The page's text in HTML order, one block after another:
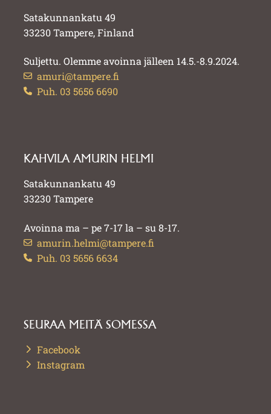
Satakunnankatu 49
33230 Tampere, Finland
Suljettu. Olemme avoinna jälleen 14.5.-8.9.2024.
amuri@tampere.fi
Puh. 03 5656 6690
KAHVILA AMURIN HELMI
Satakunnankatu 49
33230 Tampere
Avoinna ma – pe 7-17 la – su 8-17.
amurin.helmi@tampere.fi
Puh. 03 5656 6634
SEURAA MEITÄ SOMESSA
Facebook
Instagram